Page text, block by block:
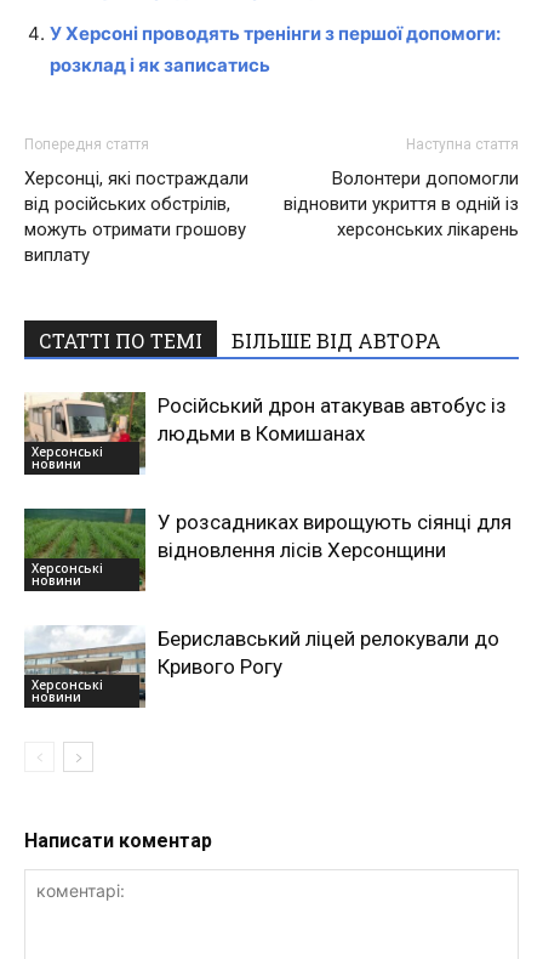
У Херсоні проводять тренінги з першої допомоги:
розклад і як записатись
Попередня стаття
Херсонці, які постраждали
від російських обстрілів,
можуть отримати грошову
виплату
Наступна стаття
Волонтери допомогли
відновити укриття в одній із
херсонських лікарень
СТАТТІ ПО ТЕМІ БІЛЬШЕ ВІД АВТОРА
Херсонські
новини
Російський дрон атакував автобус із
людьми в Комишанах
Херсонські
новини
У розсадниках вирощують сіянці для
відновлення лісів Херсонщини
Херсонські
новини
Бериславський ліцей релокували до
Кривого Рогу
Написати коментар